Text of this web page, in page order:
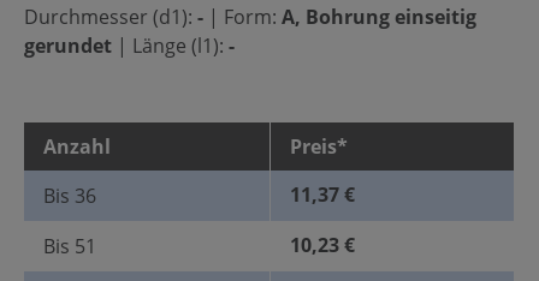
Durchmesser (d1): - | Form: A, Bohrung einseitig
gerundet | Länge (l1): -
Anzahl
Preis*
Bis 36
11,37 €
Bis 51
10,23 €